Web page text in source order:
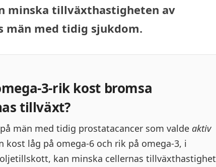
minska tillväxthastigheten av
män med tidig sjukdom.
3-rik kost bromsa
tillväxt?
män med tidig prostatacancer som valde aktiv
kost låg på omega-6 och rik på omega-3, i
kan minska cellernas tillväxthastighet